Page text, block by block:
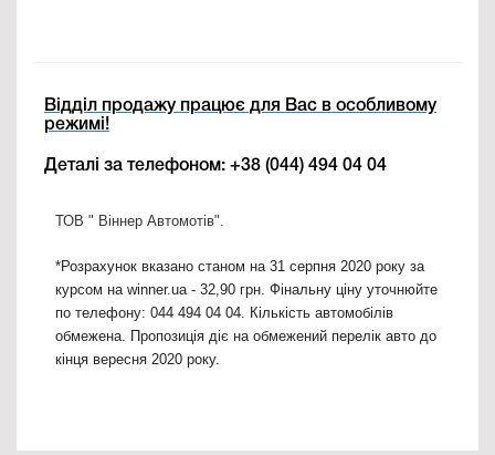
Відділ продажу працює для Вас в особливому
режимі!
Деталі за телефоном: +38 (044) 494 04 04
ТОВ " Віннер Автомотів".
*Розрахунок вказано станом на 31 серпня 2020 року за
курсом на winner.ua - 32,90 грн. Фінальну ціну уточнюйте
по телефону: 044 494 04 04. Кількість автомобілів
обмежена. Пропозиція діє на обмежений перелік авто до
кінця вересня 2020 року.